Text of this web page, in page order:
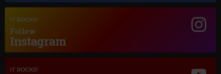
IT ROCKS!
Follow
Instagram
IT ROCKS!